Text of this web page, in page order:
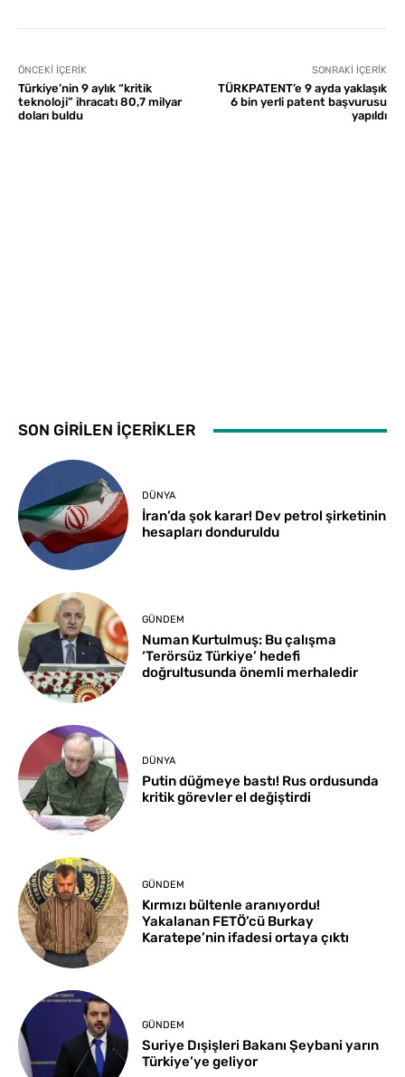
ÖNCEKI İÇERIK
Türkiye’nin 9 aylık “kritik
teknoloji” ihracatı 80,7 milyar
doları buldu
SONRAKI İÇERIK
TÜRKPATENT’e 9 ayda yaklaşık
6 bin yerli patent başvurusu
yapıldı
SON GİRİLEN İÇERİKLER
DÜNYA
İran’da şok karar! Dev petrol şirketinin
hesapları donduruldu
GÜNDEM
Numan Kurtulmuş: Bu çalışma
‘Terörsüz Türkiye’ hedefi
doğrultusunda önemli merhaledir
DÜNYA
Putin düğmeye bastı! Rus ordusunda
kritik görevler el değiştirdi
GÜNDEM
Kırmızı bültenle aranıyordu!
Yakalanan FETÖ’cü Burkay
Karatepe’nin ifadesi ortaya çıktı
GÜNDEM
Suriye Dışişleri Bakanı Şeybani yarın
Türkiye’ye geliyor